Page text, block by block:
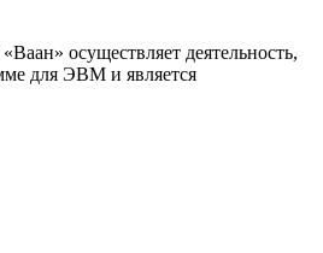
осуществляет деятельность,
для ЭВМ и является